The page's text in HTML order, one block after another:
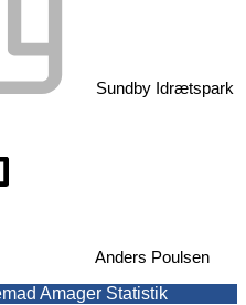
Sundby Idrætspark
Anders Poulsen
Amager Statistik